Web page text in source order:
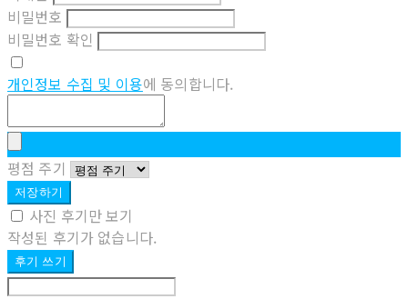
비밀번호
비밀번호 확인
개인정보 수집 및 이용에 동의합니다.
평점 주기
저장하기
사진 후기만 보기
작성된 후기가 없습니다.
후기 쓰기